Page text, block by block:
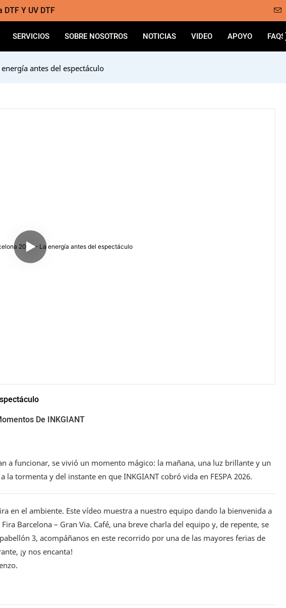
Y UV DTF
SERVICIOS SOBRE NOSOTROS NOTICIAS VIDEO APOYO FAQS
energía antes del espectáculo
De INKGIANT
a funcionar, se vivió un momento mágico: la mañana, una luz brillante y un
tormenta y del instante en que INKGIANT cobró vida en FESPA 2026.
en el ambiente. Este vídeo muestra a nuestro equipo dando la bienvenida a
Barcelona – Gran Via. Café, una breve charla del equipo y, de repente, se
3, acompáñanos en este recorrido por una de las mayores ferias de
¡y nos encanta!